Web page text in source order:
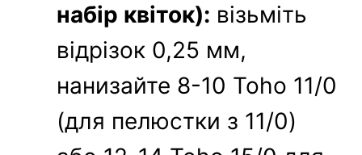
набір квіток): візьміть
відрізок 0,25 мм,
нанизайте 8-10 Toho 11/0
(для пелюстки з 11/0)